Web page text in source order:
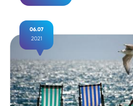
06.07
2021